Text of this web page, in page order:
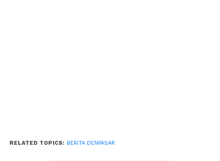
RELATED TOPICS: BERITA DENPASAR